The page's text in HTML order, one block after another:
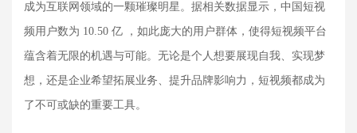
成为互联网领域的一颗璀璨明星。据相关数据显示，中国短视
频用户数为 10.50 亿 ，如此庞大的用户群体，使得短视频平台
蕴含着无限的机遇与可能。无论是个人想要展现自我、实现梦
想，还是企业希望拓展业务、提升品牌影响力，短视频都成为
了不可或缺的重要工具。